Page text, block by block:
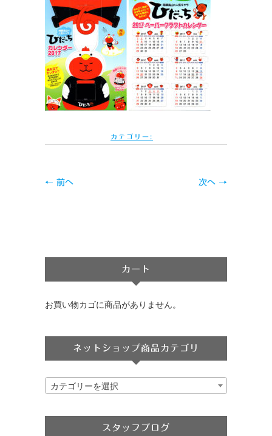
カテゴリー:
← 前へ 次へ →
カート
お買い物カゴに商品がありません。
ネットショップ商品カテゴリ
カテゴリーを選択
スタッフブログ